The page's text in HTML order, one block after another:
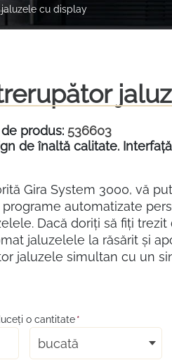
cu display
produs: 536603
de înaltă calitate.
o cantitate*
bucată
Gira System 3000, vă
programe automatizate
Dacă doriți să fiți
jaluzelele la răsărit și
jaluzele simultan cu un